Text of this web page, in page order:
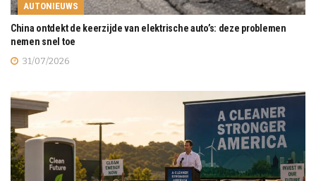
AUTONIEUWS
China ontdekt de keerzijde van elektrische auto’s: deze problemen
nemen snel toe
31/07/2026